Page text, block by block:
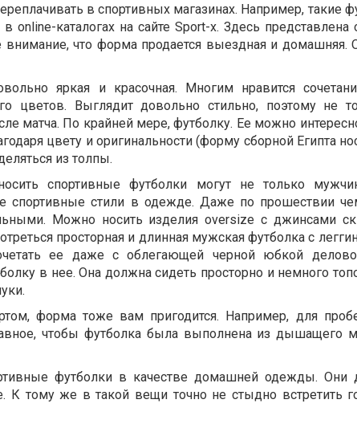
в спортивных магазинах. Например, такие
online-каталогах на сайте Sport-x. Здесь
внимание, что форма продается выездная и домашняя.
яркая и красочная. Многим нравится
цветов. Выглядит довольно стильно, поэтому не
матча. По крайней мере, футболку. Ее можно
цвету и оригинальности (форму сборной Египта
из толпы.
спортивные футболки могут не только
спортивные стили в одежде. Даже по прошествии
Можно носить изделия oversize с джинсами
просторная и длинная мужская футболка с
ее даже с облегающей черной юбкой
в нее. Она должна сидеть просторно и немного
форма тоже вам пригодится. Например, для
чтобы футболка была выполнена из дышащего
футболки в качестве домашней одежды. Они
К тому же в такой вещи точно не стыдно встретить